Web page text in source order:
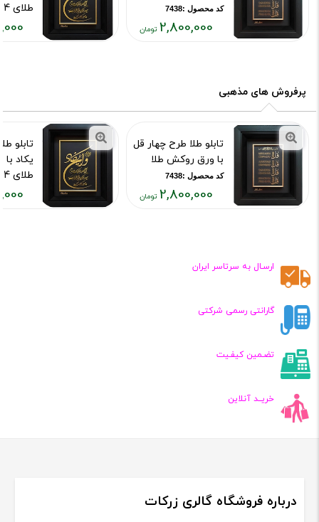
کد محصول :7438
2,800,000
تومان
طلای 24 عیار
کد محصول
پرفروش های مذهبی
تابلو طلا طرح چهار قل
با ورق روکش طلا
کد محصول :7438
2,800,000
تابلو
یکاد
طلای 24 عیار
کد محصول
ارسـال به سرتاسر ایران
گارانتی رسمی شرکتی
تضـمین کیفـیت
خریــد آنلاین
درباره فروشگاه گالری زرکات